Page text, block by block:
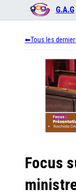
G.A.G
Tous les
Focus